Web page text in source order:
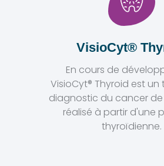
VisioCyt®
En cours de
VisioCyt® Thyroid est un
diagnostic du cancer
réalisé à partir d'une
thyroïdienne.